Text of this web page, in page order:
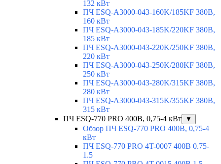
132 кВт
ПЧ ESQ-A3000-043-160K/185KF 380В,
160 кВт
ПЧ ESQ-A3000-043-185K/220KF 380В,
185 кВт
ПЧ ESQ-A3000-043-220K/250KF 380В,
220 кВт
ПЧ ESQ-A3000-043-250K/280KF 380В,
250 кВт
ПЧ ESQ-A3000-043-280K/315KF 380В,
280 кВт
ПЧ ESQ-A3000-043-315K/355KF 380В,
315 кВт
ПЧ ESQ-770 PRO 400В, 0,75-4 кВт
▼
Обзор ПЧ ESQ-770 PRO 400В, 0,75-4
кВт
ПЧ ESQ-770 PRO 4T-0007 400В 0.75-
1.5